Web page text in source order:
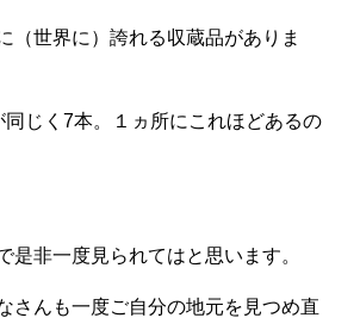
（世界に）誇れる収蔵品がありま
じく 7本。１ヵ所にこれほどあるの
非一度見られてはと思います。
さんも一度ご自分の地元を見つめ直